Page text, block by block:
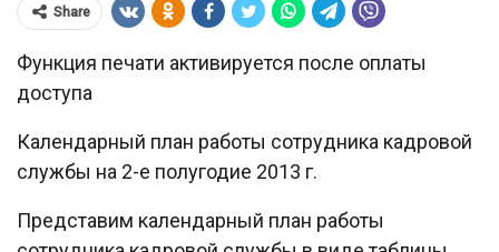
Share
Функция печати активируется после оплаты
доступа
Календарный план работы сотрудника кадровой
службы на 2-е полугодие 2013 г.
Представим календарный план работы